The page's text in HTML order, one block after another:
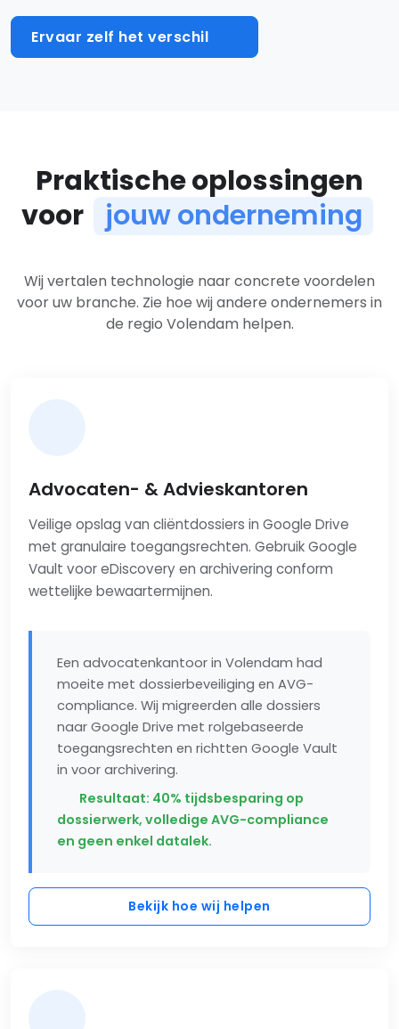
Ervaar zelf het verschil
Praktische oplossingen
voor
jouw onderneming
Oplossingen per branche
Wij vertalen technologie naar concrete voordelen
voor uw branche. Zie hoe wij andere ondernemers in
de regio Volendam helpen.
Advocaten- & Advieskantoren
Veilige opslag van cliëntdossiers in Google Drive
met granulaire toegangsrechten. Gebruik Google
Vault voor eDiscovery en archivering conform
wettelijke bewaartermijnen.
Een advocatenkantoor in Volendam had
moeite met dossierbeveiliging en AVG-
compliance. Wij migreerden alle dossiers
naar Google Drive met rolgebaseerde
toegangsrechten en richtten Google Vault
in voor archivering.
Resultaat: 40% tijdsbesparing op
dossierwerk, volledige AVG-compliance
en geen enkel datalek.
Bekijk hoe wij helpen